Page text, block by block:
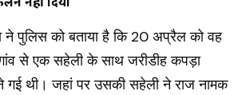
ने पुलिस को बताया है कि 20 अप्रैल को वह
से एक सहेली के साथ जरीडीह कपड़ा
गई थी। जहां पर उसकी सहेली ने राज नामक